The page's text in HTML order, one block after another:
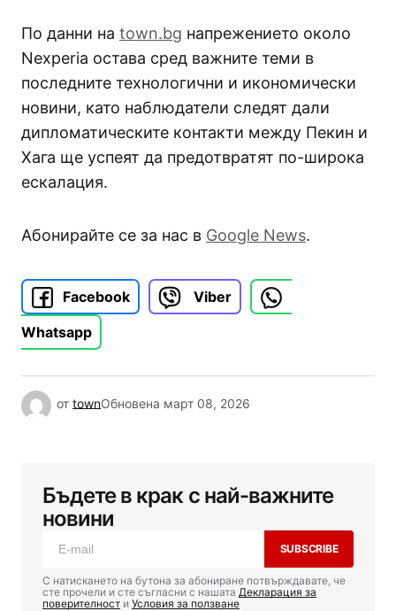
По данни на town.bg напрежението около
Nexperia остава сред важните теми в
последните технологични и икономически
новини, като наблюдатели следят дали
дипломатическите контакти между Пекин и
Хага ще успеят да предотвратят по-широка
ескалация.
Абонирайте се за нас в Google News.
Facebook
Viber
Whatsapp
от townОбновена март 08, 2026
Бъдете в крак с най-важните
новини
SUBSCRIBE
С натискането на бутона за абониране потвърждавате, че
сте прочели и сте съгласни с нашата Декларация за
поверителност и Условия за ползване